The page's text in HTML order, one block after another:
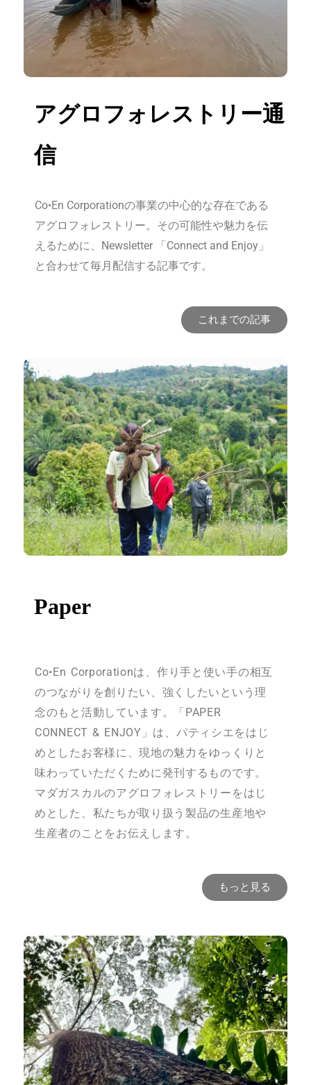
アグロフォレストリー通
信
Co•En Corporationの事業の中心的な存在である
アグロフォレストリー。その可能性や魅力を伝
えるために、Newsletter 「Connect and Enjoy」
と合わせて毎月配信する記事です。
これまでの記事
Paper
Co•En Corporationは、作り手と使い手の相互
のつながりを創りたい、強くしたいという理
念のもと活動しています。「PAPER
CONNECT & ENJOY」は、 パティシエをはじ
めとしたお客様に、現地の魅力をゆっくりと
味わっていただくために発刊するものです。
マダガスカルのアグロフォレストリーをはじ
めとした、私たちが取り扱う製品の生産地や
生産者のことをお伝えします。
もっと見る